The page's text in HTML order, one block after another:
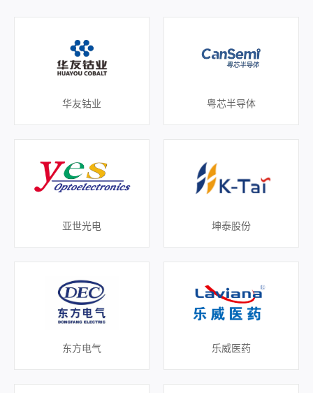
华友钴业 粤芯半导体
亚世光电 坤泰股份
东方电气 乐威医药